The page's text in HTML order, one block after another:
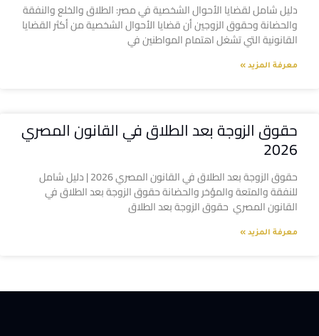
دليل شامل لقضايا الأحوال الشخصية في مصر: الطلاق والخلع والنفقة
والحضانة وحقوق الزوجين أن قضايا الأحوال الشخصية من أكثر القضايا
القانونية التي تشغل اهتمام المواطنين في
معرفة المزيد »
حقوق الزوجة بعد الطلاق في القانون المصري
2026
حقوق الزوجة بعد الطلاق في القانون المصري 2026 | دليل شامل
للنفقة والمتعة والمؤخر والحضانة حقوق الزوجة بعد الطلاق في
القانون المصري حقوق الزوجة بعد الطلاق
معرفة المزيد »